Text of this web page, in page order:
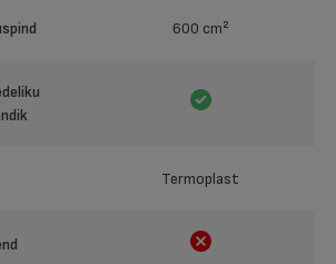
600 cm²
Termoplast